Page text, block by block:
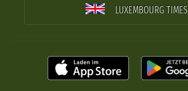
LUXEMBOURG TIMES